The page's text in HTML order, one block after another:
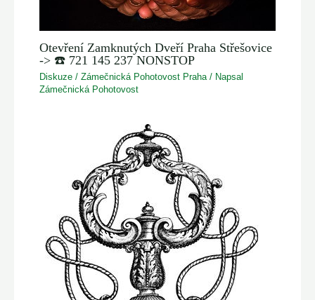
Otevření Zamknutých Dveří Praha Střešovice
-> ☎️ 721 145 237 NONSTOP
Diskuze /Zámečnická Pohotovost Praha / Napsal
Zámečnická Pohotovost